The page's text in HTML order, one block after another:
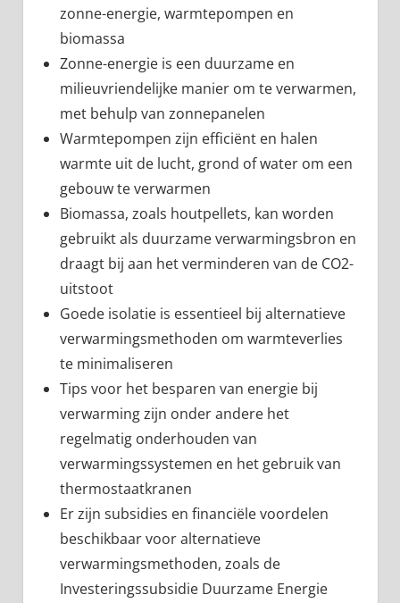
zonne-energie, warmtepompen en
biomassa
Zonne-energie is een duurzame en
milieuvriendelijke manier om te verwarmen,
met behulp van zonnepanelen
Warmtepompen zijn efficiënt en halen
warmte uit de lucht, grond of water om een
gebouw te verwarmen
Biomassa, zoals houtpellets, kan worden
gebruikt als duurzame verwarmingsbron en
draagt bij aan het verminderen van de CO2-
uitstoot
Goede isolatie is essentieel bij alternatieve
verwarmingsmethoden om warmteverlies
te minimaliseren
Tips voor het besparen van energie bij
verwarming zijn onder andere het
regelmatig onderhouden van
verwarmingssystemen en het gebruik van
thermostaatkranen
Er zijn subsidies en financiële voordelen
beschikbaar voor alternatieve
verwarmingsmethoden, zoals de
Investeringssubsidie Duurzame Energie